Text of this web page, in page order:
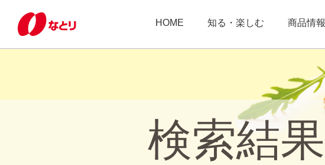
HOME 知る・楽しむ 商品情報
検索結果